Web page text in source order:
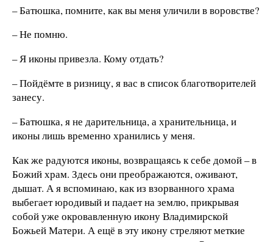
– Батюшка, помните, как вы меня уличили в воровстве?
– Не помню.
– Я иконы привезла. Кому отдать?
– Пойдёмте в ризницу, я вас в список благотворителей
занесу.
– Батюшка, я не дарительница, а хранительница, и
иконы лишь временно хранились у меня.
Как же радуются иконы, возвращаясь к себе домой – в
Божий храм. Здесь они преображаются, оживают,
дышат. А я вспоминаю, как из взорванного храма
выбегает юродивый и падает на землю, прикрывая
собой уже окровавленную икону Владимирской
Божьей Матери. А ещё в эту икону стреляют меткие